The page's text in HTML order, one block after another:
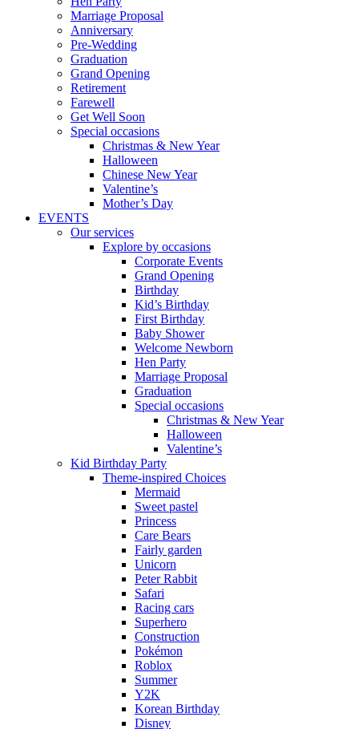
Marriage Proposal
Anniversary
Pre-Wedding
Graduation
Grand Opening
Retirement
Farewell
Get Well Soon
Special occasions
Christmas & New Year
Halloween
Chinese New Year
Valentine’s
Mother’s Day
EVENTS
Our services
Explore by occasions
Corporate Events
Grand Opening
Birthday
Kid’s Birthday
First Birthday
Baby Shower
Welcome Newborn
Hen Party
Marriage Proposal
Graduation
Special occasions
Christmas & New Year
Halloween
Valentine’s
Kid Birthday Party
Theme-inspired Choices
Mermaid
Sweet pastel
Princess
Care Bears
Fairly garden
Unicorn
Peter Rabbit
Safari
Racing cars
Superhero
Construction
Pokémon
Roblox
Summer
Y2K
Korean Birthday
Disney